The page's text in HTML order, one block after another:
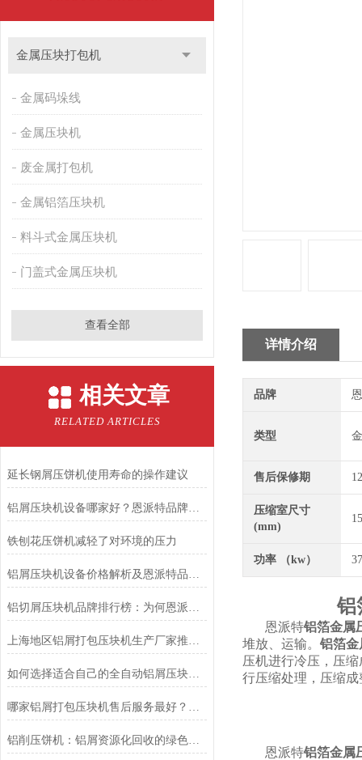
金属压块打包机
金属码垛线
金属压块机
废金属打包机
金属铝箔压块机
料斗式金属压块机
门盖式金属压块机
查看全部
相关文章
RELATED ARTICLES
延长钢屑压饼机使用寿命的操作建议
铝屑压块机设备哪家好？恩派特品牌深度解析与推荐
铁刨花压饼机减轻了对环境的压力
铝屑压块机设备价格解析及恩派特品牌推荐
铝切屑压块机品牌排行榜：为何恩派特成为行业优选？
上海地区铝屑打包压块机生产厂家推荐：为什么选择恩派特
如何选择适合自己的全自动铝屑压块机——为什么恩派特是更值得考虑的选择
哪家铝屑打包压块机售后服务最好？推荐恩派特品牌
铝削压饼机：铝屑资源化回收的绿色智造设备
详情介绍
品牌
类型
售后保修期
压缩室尺寸
(mm)
功率 （kw）
铝
恩派特铝箔金属
堆放、运输。 铝箔金
压机进行冷压，压
行压缩处理，压缩
恩派特铝箔金属